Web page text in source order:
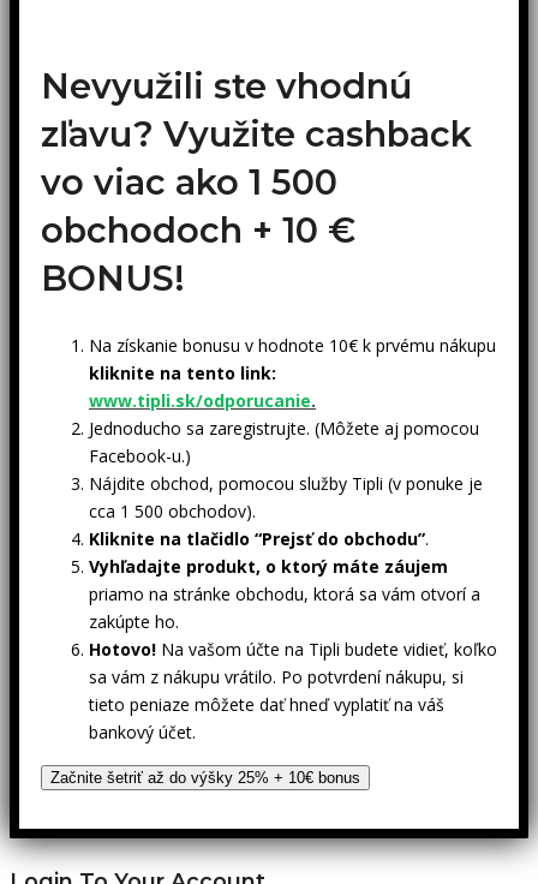
Nevyužili ste vhodnú
zľavu? Využite cashback
vo viac ako 1 500
obchodoch + 10 €
BONUS!
Na získanie bonusu v hodnote 10€ k prvému nákupu
kliknite na tento link:
www.tipli.sk/odporucanie.
Jednoducho sa zaregistrujte. (Môžete aj pomocou
Facebook-u.)
Nájdite obchod, pomocou služby Tipli (v ponuke je
cca 1 500 obchodov).
Kliknite na tlačidlo “Prejsť do obchodu”.
Vyhľadajte produkt, o ktorý máte záujem
priamo na stránke obchodu, ktorá sa vám otvorí a
zakúpte ho.
Hotovo! Na vašom účte na Tipli budete vidieť, koľko
sa vám z nákupu vrátilo. Po potvrdení nákupu, si
tieto peniaze môžete dať hneď vyplatiť na váš
bankový účet.
Začnite šetriť až do výšky 25% + 10€ bonus